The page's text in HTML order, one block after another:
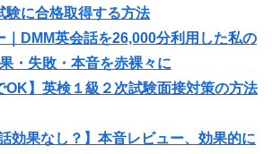
験に合格取得する方法
｜DMM英会話を26,000分利用した私の
・失敗・本音を赤裸々に
OK】英検１級２次試験面接対策の方法
効果なし？】本音レビュー、効果的に